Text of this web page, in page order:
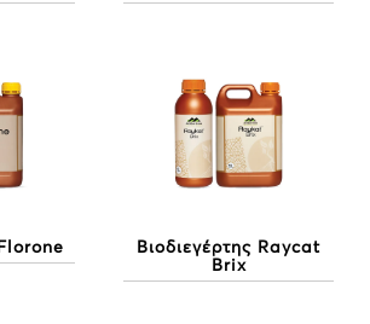
Βιοδιεγέρτης Raycat
Brix